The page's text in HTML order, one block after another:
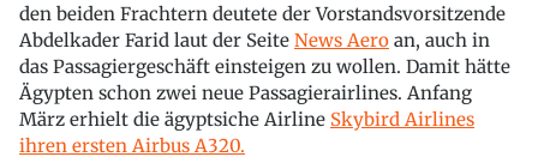
den beiden Frachtern deutete der Vorstandsvorsitzende
Abdelkader Farid laut der Seite News Aero an, auch in
das Passagiergeschäft einsteigen zu wollen. Damit hätte
Ägypten schon zwei neue Passagierairlines. Anfang
März erhielt die ägyptsiche Airline Skybird Airlines
ihren ersten Airbus A320.